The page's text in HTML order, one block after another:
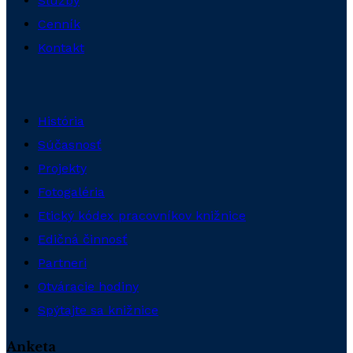
Cenník
Kontakt
História
Súčasnosť
Projekty
Fotogaléria
Etický kódex pracovníkov knižnice
Edičná činnosť
Partneri
Otváracie hodiny
Spýtajte sa knižnice
Anketa